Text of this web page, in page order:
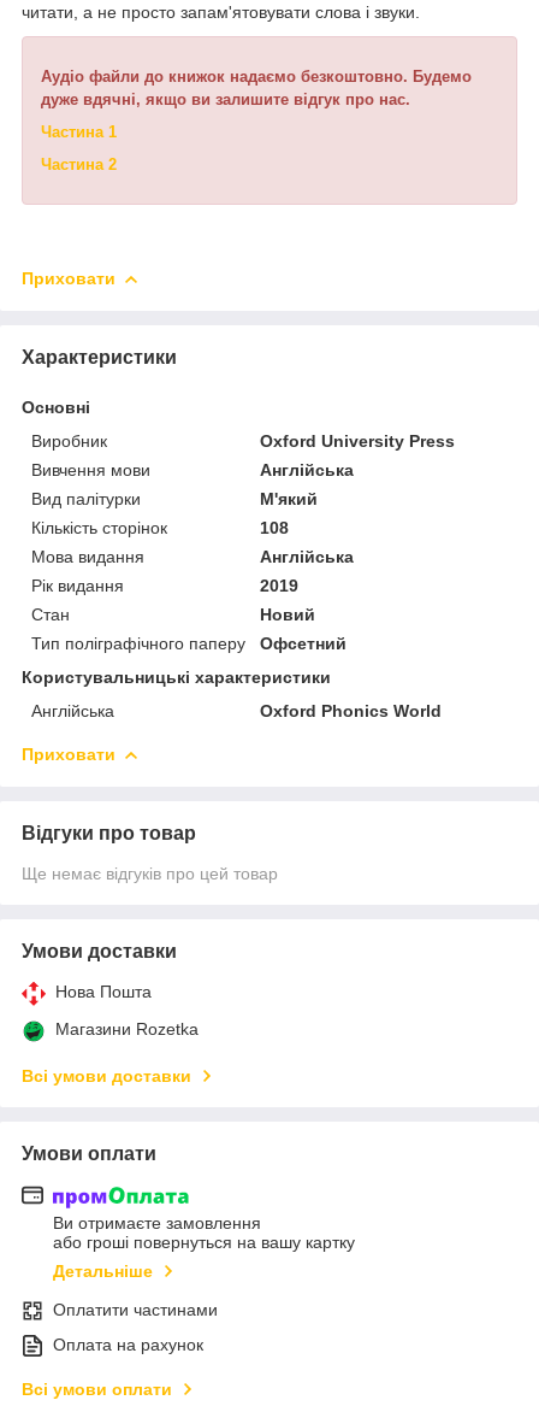
читати, а не просто запам'ятовувати слова і звуки.
Аудіо файли до книжок надаємо безкоштовно. Будемо
дуже вдячні, якщо ви залишите відгук про нас.
Частина 1
Частина 2
Приховати
Характеристики
Основні
Виробник
Oxford University Press
Вивчення мови
Англійська
Вид палітурки
М'який
Кількість сторінок
108
Мова видання
Англійська
Рік видання
2019
Стан
Новий
Тип поліграфічного паперу
Офсетний
Користувальницькі характеристики
Англійська
Oxford Phonics World
Приховати
Відгуки про товар
Ще немає відгуків про цей товар
Умови доставки
Нова Пошта
Магазини Rozetka
Всі умови доставки
Умови оплати
Ви отримаєте замовлення
або гроші повернуться на вашу картку
Детальніше
Оплатити частинами
Оплата на рахунок
Всі умови оплати